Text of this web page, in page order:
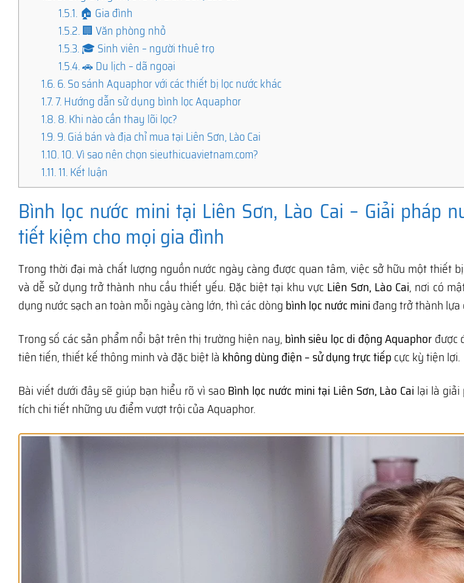
1.5.1.🏠 Gia đình
1.5.2.🏢 Văn phòng nhỏ
1.5.3.🎓 Sinh viên – người thuê trọ
1.5.4.🚗 Du lịch – dã ngoại
1.6.6. So sánh Aquaphor với các thiết bị lọc nước khác
1.7.7. Hướng dẫn sử dụng bình lọc Aquaphor
1.8.8. Khi nào cần thay lõi lọc?
1.9.9. Giá bán và địa chỉ mua tại Liên Sơn, Lào Cai
1.10.10. Vì sao nên chọn sieuthicuavietnam.com?
1.11.11. Kết luận
Bình lọc nước mini tại Liên Sơn, Lào Cai – Giải pháp
tiết kiệm cho mọi gia đình
Trong thời đại mà chất lượng nguồn nước ngày càng được quan tâm, việc sở hữu một thiết
và dễ sử dụng trở thành nhu cầu thiết yếu. Đặc biệt tại khu vực Liên Sơn, Lào Cai, nơi có
dụng nước sạch an toàn mỗi ngày càng lớn, thì các dòng bình lọc nước mini đang trở thành lựa
Trong số các sản phẩm nổi bật trên thị trường hiện nay, bình siêu lọc di động Aquaphor được
tiên tiến, thiết kế thông minh và đặc biệt là không dùng điện – sử dụng trực tiếp cực kỳ tiện lợi.
Bài viết dưới đây sẽ giúp bạn hiểu rõ vì sao Bình lọc nước mini tại Liên Sơn, Lào Cai lại là
tích chi tiết những ưu điểm vượt trội của Aquaphor.